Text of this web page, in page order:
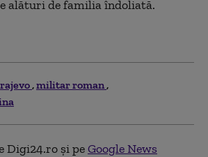
alături de familia îndoliată.
militar roman
Digi24.ro și peGoogle News